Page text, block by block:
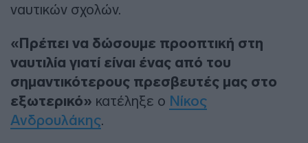
ναυτικών σχολών.
«Πρέπει να δώσουμε προοπτική στη
ναυτιλία γιατί είναι ένας από του
σημαντικότερους πρεσβευτές μας στο
εξωτερικό» κατέληξε ο Νίκος
Ανδρουλάκης.